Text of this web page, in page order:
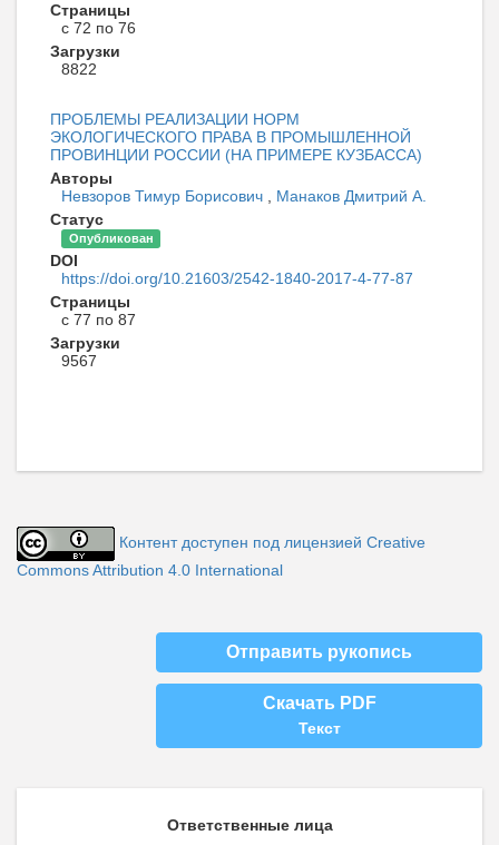
Страницы
с 72 по 76
Загрузки
8822
ПРОБЛЕМЫ РЕАЛИЗАЦИИ НОРМ
ЭКОЛОГИЧЕСКОГО ПРАВА В ПРОМЫШЛЕННОЙ
ПРОВИНЦИИ РОССИИ (НА ПРИМЕРЕ КУЗБАССА)
Авторы
Невзоров Тимур Борисович
Манаков Дмитрий А.
Статус
Опубликован
DOI
https://doi.org/10.21603/2542-1840-2017-4-77-87
Страницы
с 77 по 87
Загрузки
9567
Контент доступен под лицензией Creative
Commons Attribution 4.0 International
Отправить рукопись
Скачать PDF
Текст
Ответственные лица